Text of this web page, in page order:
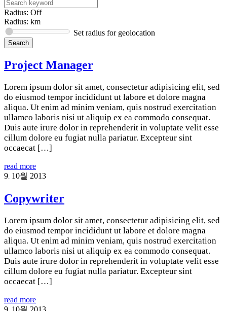
Radius: Off
Radius: km
Set radius for geolocation
Project Manager
Lorem ipsum dolor sit amet, consectetur adipisicing elit, sed
do eiusmod tempor incididunt ut labore et dolore magna
aliqua. Ut enim ad minim veniam, quis nostrud exercitation
ullamco laboris nisi ut aliquip ex ea commodo consequat.
Duis aute irure dolor in reprehenderit in voluptate velit esse
cillum dolore eu fugiat nulla pariatur. Excepteur sint
occaecat […]
read more
9. 10월 2013
Copywriter
Lorem ipsum dolor sit amet, consectetur adipisicing elit, sed
do eiusmod tempor incididunt ut labore et dolore magna
aliqua. Ut enim ad minim veniam, quis nostrud exercitation
ullamco laboris nisi ut aliquip ex ea commodo consequat.
Duis aute irure dolor in reprehenderit in voluptate velit esse
cillum dolore eu fugiat nulla pariatur. Excepteur sint
occaecat […]
read more
9 10월 2013